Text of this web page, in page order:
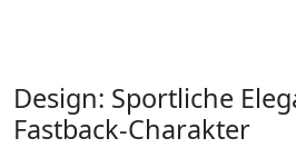
Design: Sportliche
Fastback-Charakter